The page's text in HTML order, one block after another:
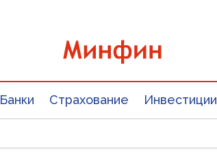
Банки Страхование Инвестиции